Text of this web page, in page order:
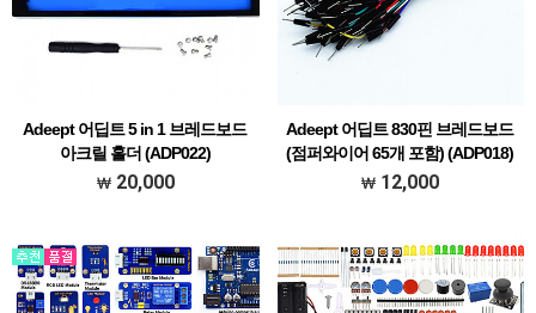
Adeept 어딥트 5 in 1 브레드보드
아크릴 홀더 (ADP022)
20,000
Adeept 어딥트 830핀 브레드보드
(점퍼와이어 65개 포함) (ADP018)
12,000